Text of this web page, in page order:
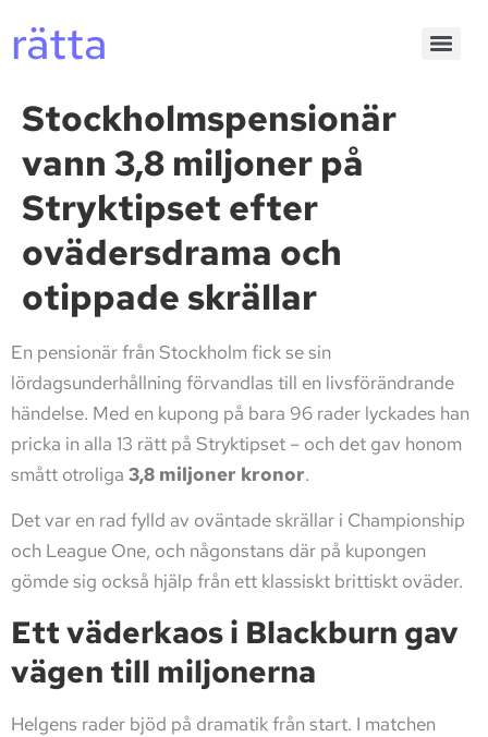
rätta
Stockholmspensionär
vann 3,8 miljoner på
Stryktipset efter
ovädersdrama och
otippade skrällar
En pensionär från Stockholm fick se sin
lördagsunderhållning förvandlas till en livsförändrande
händelse. Med en kupong på bara 96 rader lyckades han
pricka in alla 13 rätt på Stryktipset – och det gav honom
smått otroliga 3,8 miljoner kronor.
Det var en rad fylld av oväntade skrällar i Championship
och League One, och någonstans där på kupongen
gömde sig också hjälp från ett klassiskt brittiskt oväder.
Ett väderkaos i Blackburn gav
vägen till miljonerna
Helgens rader bjöd på dramatik från start. I matchen